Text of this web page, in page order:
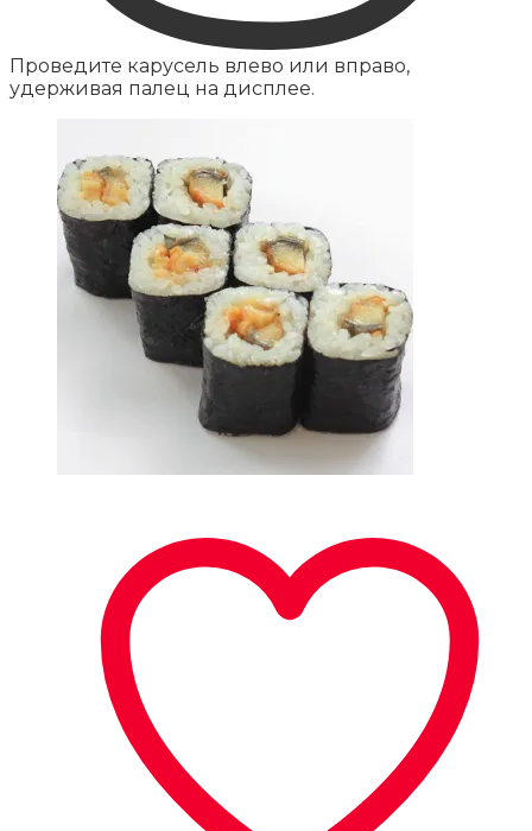
Проведите карусель влево или вправо,
удерживая палец на дисплее.